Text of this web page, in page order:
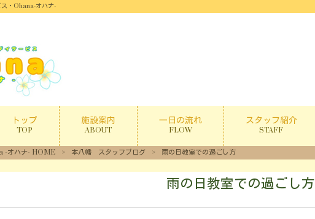
・Ohana-オハナ-
トップ
TOP
施設案内
ABOUT
一日の流れ
FLOW
スタッフ紹介
STAFF
-オハナ- HOME > 本八幡 スタッフブログ > 雨の日教室での過ごし方
雨の日教室での過ごし方